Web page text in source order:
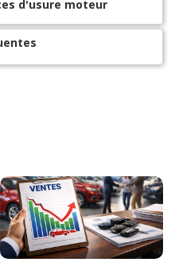
. Bloc electovane à
des problèmes . Je
...Lire la suite >>
320 CDI 197 ch>>
d'usure moteur